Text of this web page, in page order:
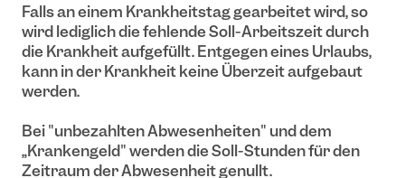
Falls an einem Krankheitstag gearbeitet wird, so
wird lediglich die fehlende Soll-Arbeitszeit durch
die Krankheit aufgefüllt. Entgegen eines Urlaubs,
kann in der Krankheit keine Überzeit aufgebaut
werden.
Bei "unbezahlten Abwesenheiten" und dem
„Krankengeld" werden die Soll-Stunden für den
Zeitraum der Abwesenheit genullt.